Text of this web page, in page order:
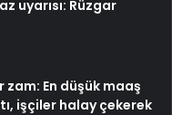
uyarısı: Rüzgar
En düşük maaş
işçiler halay çekerek